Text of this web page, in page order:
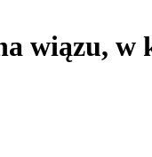
wiązu, w